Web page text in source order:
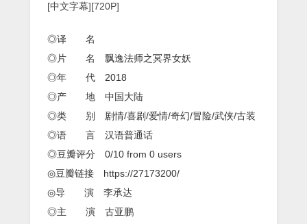
冥
妖》
HD-
MP4/1G[中
文
幕]
[720P]
◎译 名
◎片 名 飘逸法师之冥界女妖
◎年 代 2018
◎产 地 中国大陆
◎类 别 剧情/喜剧/爱情/奇幻/冒险/武侠/古装
◎语 言 汉语普通话
◎豆瓣评分 0/10 from 0 users
◎豆瓣链接 https://27173200/
◎导 演 李承达
◎主 演 古亚鹏